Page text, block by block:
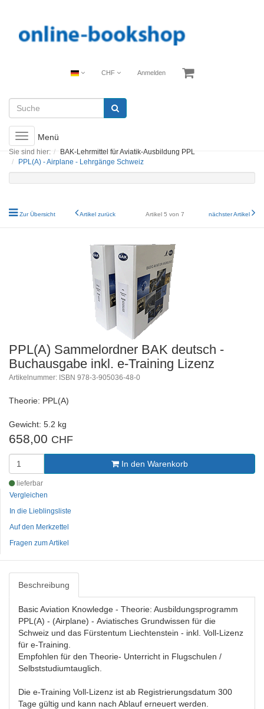
CHF Anmelden
Toggle
navigation
Menü
Sie sind hier:
BAK-Lehrmittel für Aviatik-Ausbildung PPL
PPL(A) - Airplane - Lehrgänge Schweiz
Zur Übersicht Artikel zurück Artikel 5 von 7 nächster Artikel
PPL(A) Sammelordner BAK deutsch -
Buchausgabe inkl. e-Training Lizenz
Artikelnummer: ISBN 978-3-905036-48-0
Theorie: PPL(A)
Gewicht: 5.2 kg
658,00 CHF
In den Warenkorb
lieferbar
Vergleichen
In die Lieblingsliste
Auf den Merkzettel
Fragen zum Artikel
Beschreibung
Basic Aviation Knowledge - Theorie: Ausbildungsprogramm
PPL(A) - (Airplane) - Aviatisches Grundwissen für die
Schweiz und das Fürstentum Liechtenstein - inkl. Voll-Lizenz
für e-Training.
Empfohlen für den Theorie- Unterricht in Flugschulen /
Selbststudiumtauglich.
Die e-Training Voll-Lizenz ist ab Registrierungsdatum 300
Tage gültig und kann nach Ablauf erneuert werden.